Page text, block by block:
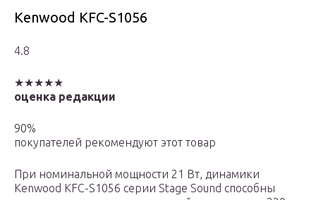
Kenwood KFC-S1056
4.8
★★★★★
оценка редакции
90%
покупателей рекомендуют этот товар
При номинальной мощности 21 Вт, динамики
Kenwood KFC-S1056 серии Stage Sound способны